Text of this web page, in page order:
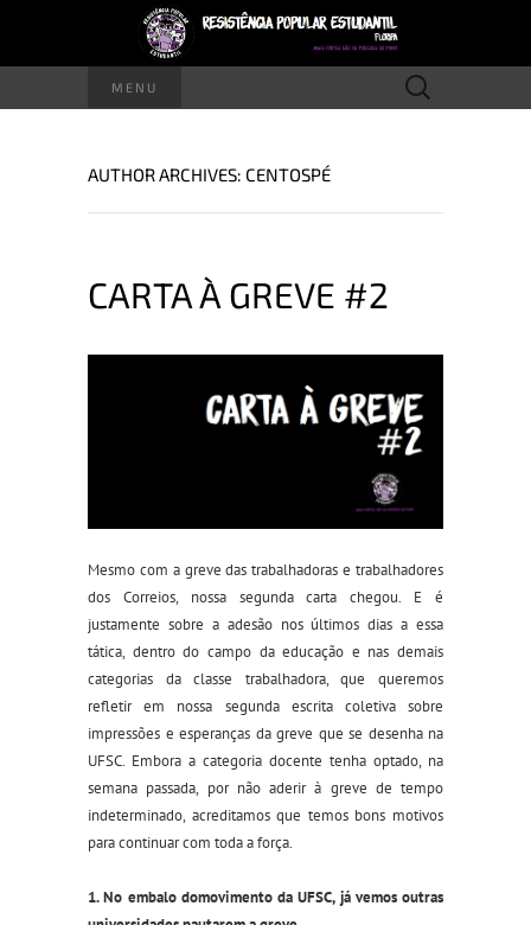
MENU
Pesquisar
por:
AUTHOR ARCHIVES: CENTOSPÉ
CARTA À GREVE #2
Mesmo com a greve das trabalhadoras e trabalhadores
dos Correios, nossa segunda carta chegou. E é
justamente sobre a adesão nos últimos dias a essa
tática, dentro do campo da educação e nas demais
categorias da classe trabalhadora, que queremos
refletir em nossa segunda escrita coletiva sobre
impressões e esperanças da greve que se desenha na
UFSC. Embora a categoria docente tenha optado, na
semana passada, por não aderir à greve de tempo
indeterminado, acreditamos que temos bons motivos
para continuar com toda a força.
1. No embalo domovimento da UFSC, já vemos outras